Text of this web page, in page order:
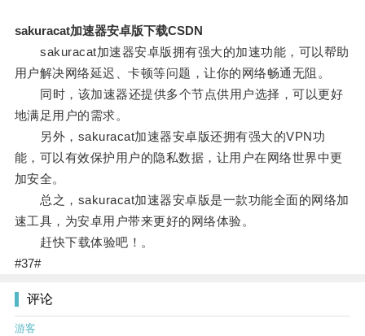
sakuracat加速器安卓版下载CSDN
sakuracat加速器安卓版拥有强大的加速功能，可以帮助
用户解决网络延迟、卡顿等问题，让你的网络畅通无阻。
同时，该加速器还提供多个节点供用户选择，可以更好
地满足用户的需求。
另外，sakuracat加速器安卓版还拥有强大的VPN功
能，可以有效保护用户的隐私数据，让用户在网络世界中更
加安全。
总之，sakuracat加速器安卓版是一款功能全面的网络加
速工具，为安卓用户带来更好的网络体验。
赶快下载体验吧！。
#37#
评论
游客